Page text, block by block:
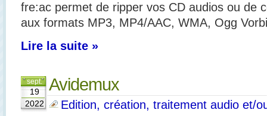
fre:ac permet de ripper vos CD audios ou de
aux formats MP3, MP4/AAC, WMA, Ogg
Lire la suite »
sept.
19
2022
Avidemux
Edition, création, traitement audio et/